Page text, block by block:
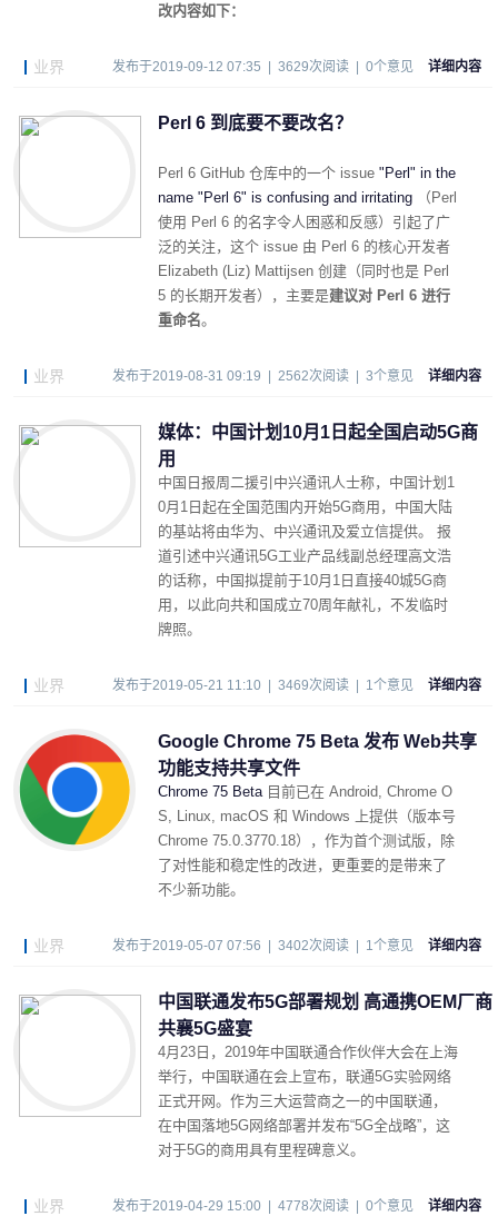
改内容如下：
业界 发布于2019-09-12 07:35 | 3629次阅读 | 0个意见 详细内容
Perl 6 到底要不要改名？
Perl 6 GitHub 仓库中的一个 issue "Perl" in the
name "Perl 6" is confusing and irritating （ Perl
使用 Perl 6 的名字令人困惑和反感）引起了广
泛的关注，这个 issue 由 Perl 6 的核心开发者
Elizabeth (Liz) Mattijsen 创建（同时也是 Perl
5 的长期开发者），主要是建议对 Perl 6 进行
重命名。
业界 发布于2019-08-31 09:19 | 2562次阅读 | 3个意见 详细内容
媒体：中国计划10月1日起全国启动5G商
用
中国日报周二援引中兴通讯人士称，中国计划1
0月1日起在全国范围内开始5G商用，中国大陆
的基站将由华为、中兴通讯及爱立信提供。 报
道引述中兴通讯5G工业产品线副总经理高文浩
的话称，中国拟提前于10月1日直接40城5G商
用，以此向共和国成立70周年献礼，不发临时
牌照。
业界 发布于2019-05-21 11:10 | 3469次阅读 | 1个意见 详细内容
Google Chrome 75 Beta 发布 Web共享
功能支持共享文件
Chrome 75 Beta目前已在 Android, Chrome O
S, Linux, macOS 和 Windows 上提供（版本号
Chrome 75.0.3770.18），作为首个测试版，除
了对性能和稳定性的改进，更重要的是带来了
不少新功能。
业界 发布于2019-05-07 07:56 | 3402次阅读 | 1个意见 详细内容
中国联通发布5G部署规划 高通携OEM厂商
共襄5G盛宴
4月23日，2019年中国联通合作伙伴大会在上海
举行，中国联通在会上宣布，联通5G实验网络
正式开网。作为三大运营商之一的中国联通，
在中国落地5G网络部署并发布“5G全战略”，这
对于5G的商用具有里程碑意义。
业界 发布于2019-04-29 15:00 | 4778次阅读 | 0个意见 详细内容